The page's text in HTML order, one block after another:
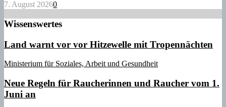
7. August 20260
Wissenswertes
Land warnt vor vor Hitzewelle mit Tropennächten
Ministerium für Soziales, Arbeit und Gesundheit
Neue Regeln für Raucherinnen und Raucher vom 1.
Juni an